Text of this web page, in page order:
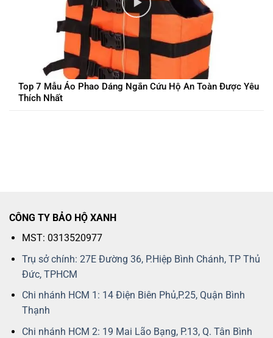
Top 7 Mẫu Áo Phao Dáng Ngắn Cứu Hộ An Toàn Được Yêu
Thích Nhất
CÔNG TY BẢO HỘ XANH
MST: 0313520977
Trụ sở chính: 27E Đường 36, P.Hiệp Bình Chánh, TP Thủ
Đức, TPHCM
Chi nhánh HCM 1: 14 Điện Biên Phủ,P.25, Quận Bình
Thạnh
Chi nhánh HCM 2: 19 Mai Lão Bạng, P.13, Q. Tân Bình